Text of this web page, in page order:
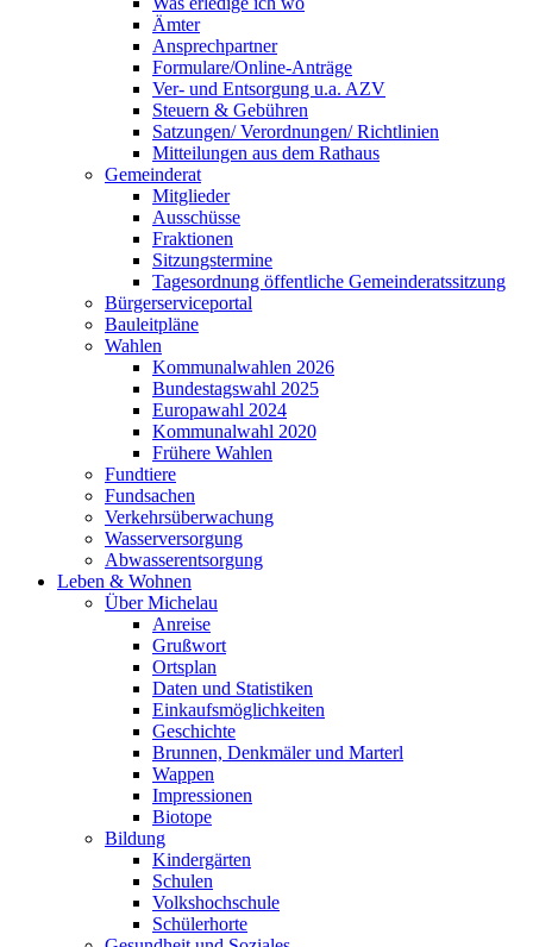
Ämter
Ansprechpartner
Formulare/Online-Anträge
Ver- und Entsorgung u.a. AZV
Steuern & Gebühren
Satzungen/ Verordnungen/ Richtlinien
Mitteilungen aus dem Rathaus
Gemeinderat
Mitglieder
Ausschüsse
Fraktionen
Sitzungstermine
Tagesordnung öffentliche Gemeinderatssitzung
Bürgerserviceportal
Bauleitpläne
Wahlen
Kommunalwahlen 2026
Bundestagswahl 2025
Europawahl 2024
Kommunalwahl 2020
Frühere Wahlen
Fundtiere
Fundsachen
Verkehrsüberwachung
Wasserversorgung
Abwasserentsorgung
Leben & Wohnen
Über Michelau
Anreise
Grußwort
Ortsplan
Daten und Statistiken
Einkaufsmöglichkeiten
Geschichte
Brunnen, Denkmäler und Marterl
Wappen
Impressionen
Biotope
Bildung
Kindergärten
Schulen
Volkshochschule
Schülerhorte